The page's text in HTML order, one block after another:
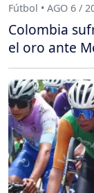
Fútbol • AGO 6 /
Colombia
el oro ante